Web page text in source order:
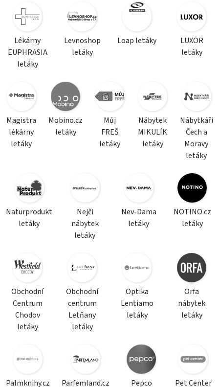
Lékárny
EUPHRASIA
letáky
Levnoshop
letáky
Loap letáky
LUXOR
letáky
Magistra
lékárny
letáky
Mobino.cz
letáky
Můj
FREŠ
letáky
Nábytek
MIKULÍK
letáky
Nábytkáři
Čech a
Moravy
letáky
Naturprodukt
letáky
Nejči
nábytek
letáky
Nev-Dama
letáky
NOTINO.cz
letáky
Obchodní
Centrum
Chodov
letáky
Obchodní
centrum
Letňany
letáky
Optika
Lentiamo
letáky
Orfa
nábytek
letáky
Palmknihy.cz
Parfemland.cz
Pepco
Pet Center